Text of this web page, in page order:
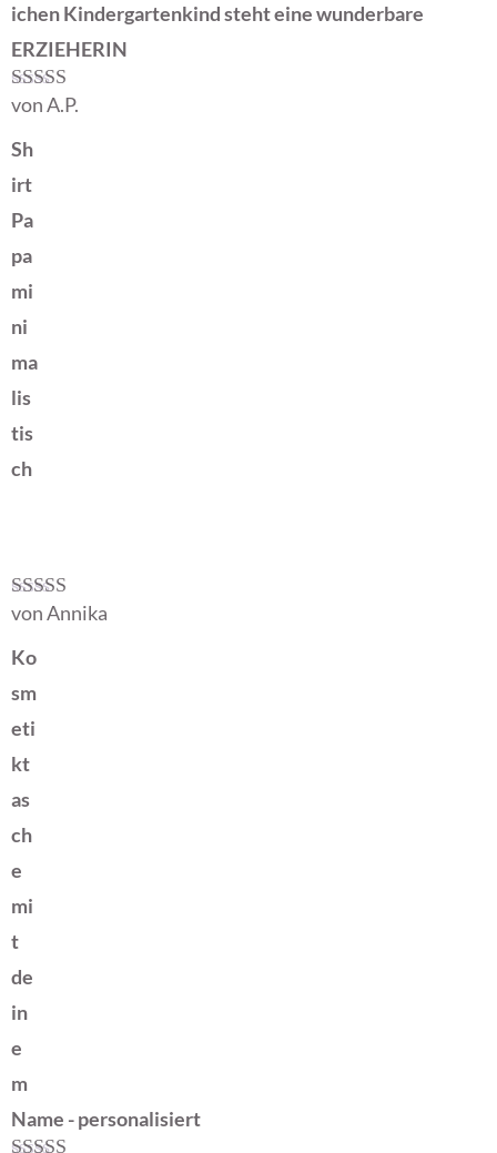
ichen Kindergartenkind steht eine wunderbare
ERZIEHERIN
Bewertet mit
von A.P.
Sh
irt
Pa
pa
mi
ni
ma
lis
tis
ch
Bewertet mit
von Annika
Ko
sm
eti
kt
as
ch
e
mi
t
de
in
e
m
Name - personalisiert